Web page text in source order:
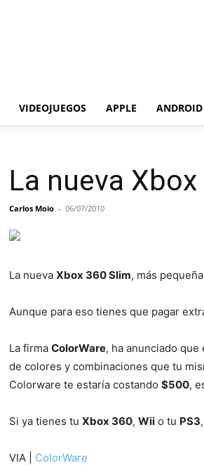
VIDEOJUEGOS APPLE ANDROID
La nueva
Carlos Moio - 06/07/2010
La nueva Xbox 360 Slim, más
Aunque para eso tienes que pagar
La firma ColorWare, ha anunciado
de colores y combinaciones que tu
Colorware te estaría costando $500,
Si ya tienes tu Xbox 360, Wii o tu PS3
VIA | ColorWare